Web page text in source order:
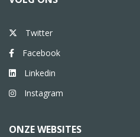
Twitter
Facebook
Linkedin
Instagram
ONZE WEBSITES